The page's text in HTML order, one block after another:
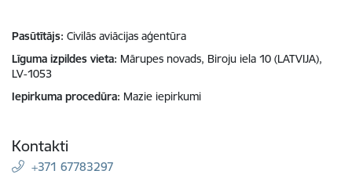
Pasūtītājs Civilās aviācijas aģentūra
Līguma izpildes vieta Mārupes novads, Biroju iela 10 (LATVIJA),
LV-1053
Iepirkuma procedūra Mazie iepirkumi
Kontakti
+371 67783297